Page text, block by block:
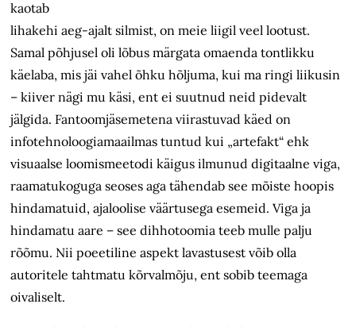
kaotab
lihakehi aeg-ajalt silmist, on meie liigil veel lootust.
Samal põhjusel oli lõbus märgata omaenda tontlikku
käelaba, mis jäi vahel õhku hõljuma, kui ma ringi liikusin
– kiiver nägi mu käsi, ent ei suutnud neid pidevalt
jälgida. Fantoomjäsemetena viirastuvad käed on
infotehnoloogiamaailmas tuntud kui „artefakt“ ehk
visuaalse loomismeetodi käigus ilmunud digitaalne viga,
raamatukoguga seoses aga tähendab see mõiste hoopis
hindamatuid, ajaloolise väärtusega esemeid. Viga ja
hindamatu aare – see dihhotoomia teeb mulle palju
rõõmu. Nii poeetiline aspekt lavastusest võib olla
autoritele tahtmatu kõrvalmõju, ent sobib teemaga
oivaliselt.